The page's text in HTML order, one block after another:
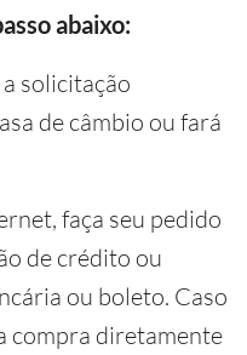
abaixo:
solicitação
de câmbio ou fará
faça seu pedido
de crédito ou
ou boleto. Caso
compra diretamente